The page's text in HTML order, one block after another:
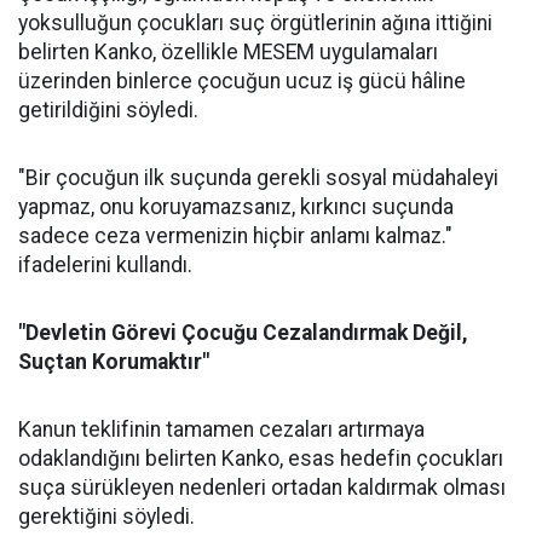
yoksulluğun çocukları suç örgütlerinin ağına ittiğini
belirten Kanko, özellikle MESEM uygulamaları
üzerinden binlerce çocuğun ucuz iş gücü hâline
getirildiğini söyledi.
"Bir çocuğun ilk suçunda gerekli sosyal müdahaleyi
yapmaz, onu koruyamazsanız, kırkıncı suçunda
sadece ceza vermenizin hiçbir anlamı kalmaz."
ifadelerini kullandı.
"Devletin Görevi Çocuğu Cezalandırmak Değil,
Suçtan Korumaktır"
Kanun teklifinin tamamen cezaları artırmaya
odaklandığını belirten Kanko, esas hedefin çocukları
suça sürükleyen nedenleri ortadan kaldırmak olması
gerektiğini söyledi.